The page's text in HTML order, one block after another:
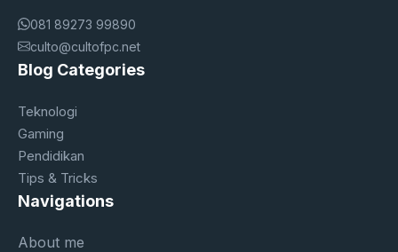
081 89273 99890
culto@cultofpc.net
Blog Categories
Teknologi
Gaming
Pendidikan
Tips & Tricks
Navigations
About me